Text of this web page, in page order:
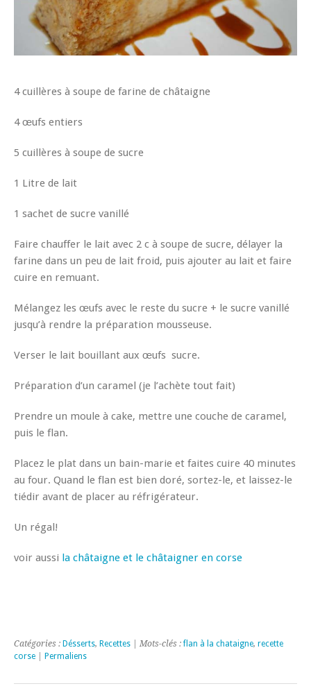
4 cuillères à soupe de farine de châtaigne
4 œufs entiers
5 cuillères à soupe de sucre
1 Litre de lait
1 sachet de sucre vanillé
Faire chauffer le lait avec 2 c à soupe de sucre, délayer la
farine dans un peu de lait froid, puis ajouter au lait et faire
cuire en remuant.
Mélangez les œufs avec le reste du sucre + le sucre vanillé
jusqu’à rendre la préparation mousseuse.
Verser le lait bouillant aux œufs sucre.
Préparation d’un caramel (je l’achète tout fait)
Prendre un moule à cake, mettre une couche de caramel,
puis le flan.
Placez le plat dans un bain-marie et faites cuire 40 minutes
au four. Quand le flan est bien doré, sortez-le, et laissez-le
tiédir avant de placer au réfrigérateur.
Un régal!
voir aussi la châtaigne et le châtaigner en corse
Catégories : Désserts, Recettes | Mots-clés :flan à la chataigne, recette
corse
Permaliens